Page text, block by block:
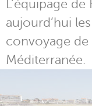
L’équipage
aujourd’hui
convoyage de
Méditerranée.